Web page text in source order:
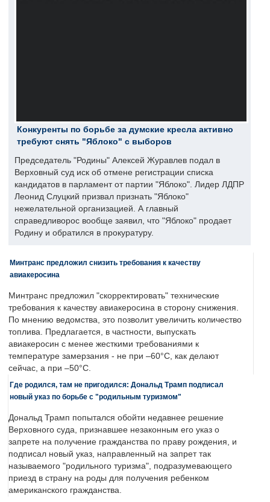
Конкуренты по борьбе за думские кресла активно
требуют снять "Яблоко" с выборов
Председатель "Родины" Алексей Журавлев подал в
Верховный суд иск об отмене регистрации списка
кандидатов в парламент от партии "Яблоко". Лидер ЛДПР
Леонид Слуцкий призвал признать "Яблоко"
нежелательной организацией. А главный
справедливорос вообще заявил, что "Яблоко" продает
Родину и обратился в прокуратуру.
Минтранс предложил снизить требования к качеству
авиакеросина
Минтранс предложил "скорректировать" технические
требования к качеству авиакеросина в сторону снижения.
По мнению ведомства, это позволит увеличить количество
топлива. Предлагается, в частности, выпускать
авиакеросин с менее жесткими требованиями к
температуре замерзания - не при –60°C, как делают
сейчас, а при –50°C.
Где родился, там не пригодился: Дональд Трамп подписал
новый указ по борьбе с "родильным туризмом"
Дональд Трамп попытался обойти недавнее решение
Верховного суда, признавшее незаконным его указ о
запрете на получение гражданства по праву рождения, и
подписал новый указ, направленный на запрет так
называемого "родильного туризма", подразумевающего
приезд в страну на роды для получения ребенком
американского гражданства.